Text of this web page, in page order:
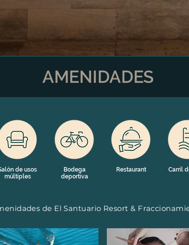
AMENIDADES
de usos
múltiples
Bodega
deportiva
Restaurant Carril
de El Santuario Resort &